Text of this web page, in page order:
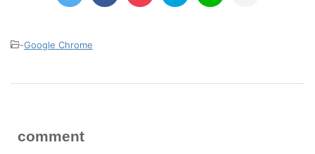
-Google Chrome
comment